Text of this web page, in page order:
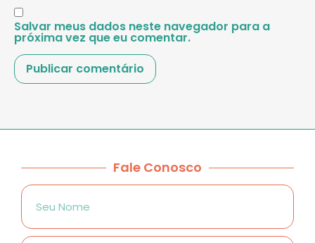
Salvar meus dados neste navegador para a
próxima vez que eu comentar.
Fale Conosco